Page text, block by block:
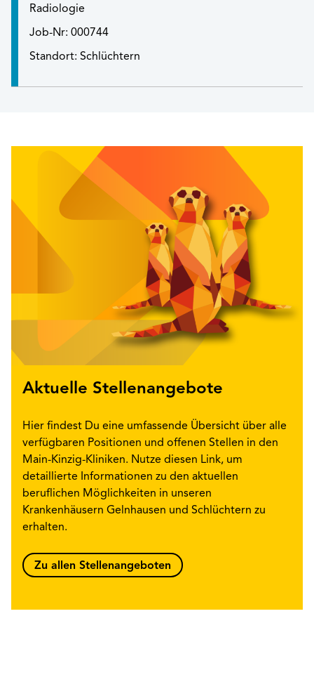
Radiologie
Job-Nr: 000744
Standort: Schlüchtern
Aktuelle Stellenangebote
Hier findest Du eine umfassende Übersicht über alle
verfügbaren Positionen und offenen Stellen in den
Main-Kinzig-Kliniken. Nutze diesen Link, um
detaillierte Informationen zu den aktuellen
beruflichen Möglichkeiten in unseren
Krankenhäusern Gelnhausen und Schlüchtern zu
erhalten.
Zu allen Stellenangeboten